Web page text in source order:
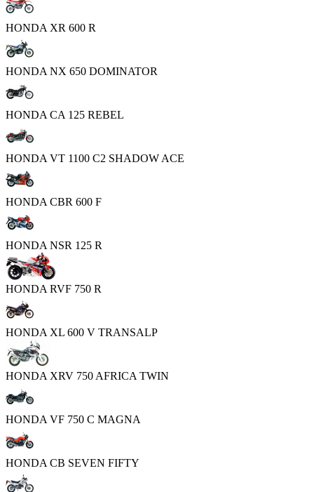
HONDA XR 600 R
HONDA NX 650 DOMINATOR
HONDA CA 125 REBEL
HONDA VT 1100 C2 SHADOW ACE
HONDA CBR 600 F
HONDA NSR 125 R
HONDA RVF 750 R
HONDA XL 600 V TRANSALP
HONDA XRV 750 AFRICA TWIN
HONDA VF 750 C MAGNA
HONDA CB SEVEN FIFTY